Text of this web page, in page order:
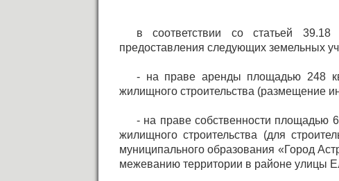
в соответствии со статьей
предоставления следующих земельных
- на праве аренды площадью 248
жилищного строительства (размещение
- на праве собственности площадью
жилищного строительства (для
муниципального образования «Город
межеванию территории в районе улицы